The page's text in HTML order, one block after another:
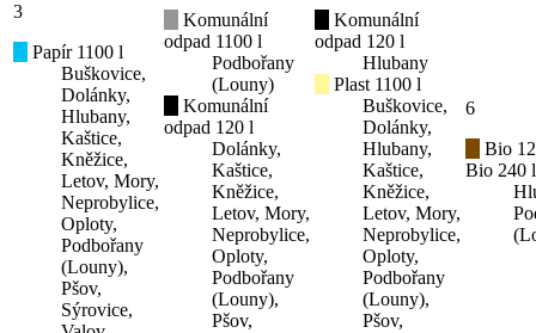
3
Papír 1100 l
Buškovice,
Dolánky,
Hlubany,
Kaštice,
Kněžice,
Letov, Mory,
Neprobylice,
Oploty,
Podbořany
(Louny),
Pšov,
Sýrovice,
Komunální
odpad 1100 l
Podbořany
(Louny)
Komunální
odpad 120 l
Dolánky,
Kaštice,
Kněžice,
Letov, Mory,
Neprobylice,
Oploty,
Podbořany
(Louny),
Pšov,
Komunální
odpad 120 l
Hlubany
Plast 1100 l
Buškovice,
Dolánky,
Hlubany,
Kaštice,
Kněžice,
Letov, Mory,
Neprobylice,
Oploty,
Podbořany
(Louny),
Pšov,
6
Bio
Bio 240 l